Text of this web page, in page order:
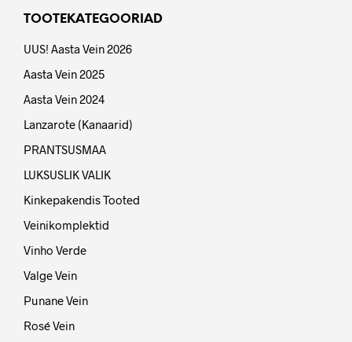
TOOTEKATEGOORIAD
UUS! Aasta Vein 2026
Aasta Vein 2025
Aasta Vein 2024
Lanzarote (Kanaarid)
PRANTSUSMAA
LUKSUSLIK VALIK
Kinkepakendis Tooted
Veinikomplektid
Vinho Verde
Valge Vein
Punane Vein
Rosé Vein